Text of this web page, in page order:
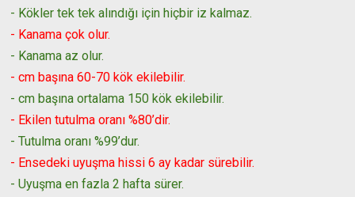
- Kökler tek tek alındığı için hiçbir iz kalmaz.
- Kanama çok olur.
- Kanama az olur.
- cm başına 60-70 kök ekilebilir.
- cm başına ortalama 150 kök ekilebilir.
- Ekilen tutulma oranı %80’dir.
- Tutulma oranı %99’dur.
- Ensedeki uyuşma hissi 6 ay kadar sürebilir.
- Uyuşma en fazla 2 hafta sürer.